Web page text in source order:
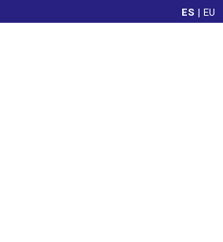
ES | EU